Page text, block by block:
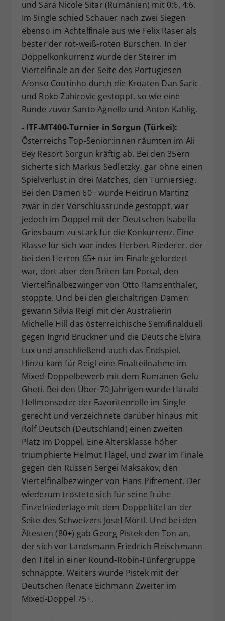
und Sara Nicole Sitar (Rumänien) mit 0:6, 4:6.
Im Single schied Schauer nach zwei Siegen
ebenso im Achtelfinale aus wie Felix Raser als
bester der rot-weiß-roten Burschen. In der
Doppelkonkurrenz wurde der Steirer im
Viertelfinale an der Seite des Portugiesen
Afonso Coutinho durch die Kroaten Dan Saric
und Roko Zahirovic gestoppt, so wie eine
Runde zuvor Santo Agnello und Anton Kahlig.
- ITF-MT400-Turnier in Sorgun (Türkei):
Österreichs Top-Senior:innen räumten im Ali
Bey Resort Sorgun kräftig ab. Bei den 35ern
sicherte sich Markus Sedletzky, gar ohne einen
Spielverlust in drei Matches, den Turniersieg.
Bei den Damen 60+ wurde Heidrun Martinz
zwar in der Vorschlussrunde gestoppt, war
jedoch im Doppel mit der Deutschen Isabella
Griesbaum zu stark für die Konkurrenz. Eine
Klasse für sich war indes Herbert Riederer, der
bei den Herren 65+ nur im Finale gefordert
war, dort aber den Briten Ian Portal, den
Viertelfinalbezwinger von Otto Ramsenthaler,
stoppte. Und bei den gleichaltrigen Damen
gewann Silvia Reigl mit der Australierin
Michelle Hill das österreichische Semifinalduell
gegen Ingrid Bruckner und die Deutsche Elvira
Lux und anschließend auch das Endspiel.
Hinzu kam für Reigl eine Finalteilnahme im
Mixed-Doppelbewerb mit dem Rumänen Gelu
Gheti. Bei den Über-70-Jährigen wurde Harald
Hellmonseder der Favoritenrolle im Single
gerecht und verzeichnete darüber hinaus mit
Rolf Deutsch (Deutschland) einen zweiten
Platz im Doppel. Eine Altersklasse höher
triumphierte Helmut Flagel, und zwar im Finale
gegen den Russen Sergei Maksakov, den
Viertelfinalbezwinger von Hans Pifrement. Der
wiederum tröstete sich für seine frühe
Einzelniederlage mit dem Doppeltitel an der
Seite des Schweizers Josef Mörtl. Und bei den
Ältesten (80+) gab Georg Pistek den Ton an,
der sich vor Landsmann Friedrich Fleischmann
den Titel in einer Round-Robin-Fünfergruppe
schnappte. Weiters wurde Pistek mit der
Deutschen Renate Eichmann Zweiter im
Mixed-Doppel 75+.